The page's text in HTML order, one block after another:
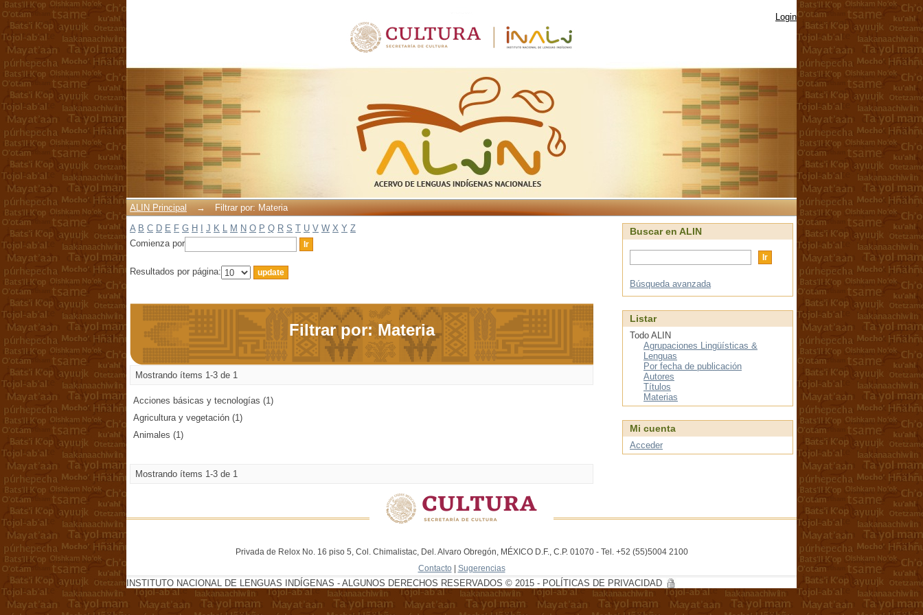
Login
ALIN Principal →
Filtrar por: Materia
A B C D E F G H J K L M N O P Q R S T U V W X Y Z
Comienza por
Resultados por página:
Filtrar por: Materia
Mostrando ítems 1-3 de 1
Acciones básicas y tecnologías (1)
Agricultura y vegetación (1)
Animales (1)
Mostrando ítems 1-3 de 1
Buscar en ALIN
Búsqueda avanzada
Listar
Todo ALIN
Agrupaciones Lingüísticas &
Lenguas
Por fecha de publicación
Autores
Títulos
Materias
Mi cuenta
Acceder
Privada de Relox No. 16 piso 5, Col. Chimalistac, Del. Alvaro Obregón, MÉXICO D.F., C.P. 01070 - Tel. +52 (55)5004 2100
Contacto | Sugerencias
INSTITUTO NACIONAL DE LENGUAS INDÍGENAS - ALGUNOS DERECHOS RESERVADOS © 2015 - POLÍTICAS DE PRIVACIDAD